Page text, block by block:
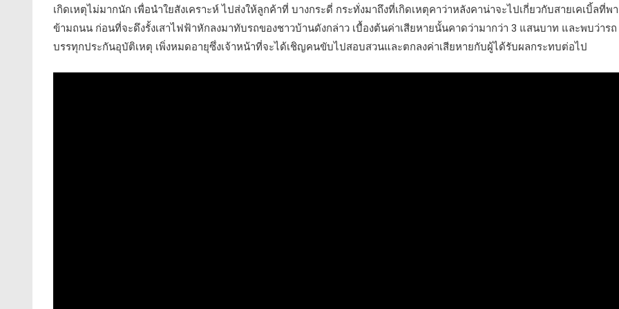
เกิดเหตุไม่มากนัก เพื่อนำใยสังเคราะห์ ไปส่งให้ลูกค้าที่ บางกระดี่ กระทั่งมาถึงที่เกิดเหตุคาว่าหลังคาน่าจะไปเกี่ยวกับสายเคเบิ้ลที่พ
ข้ามถนน ก่อนที่จะดึงรั้งเสาไฟฟ้าหักลงมาทับรถของชาวบ้านดังกล่าว เบื้องต้นค่าเสียหายนั้นคาดว่ามากว่า 3 แสนบาท และพบว่ารถ
บรรทุกประกันอุบัติเหตุ เพิ่งหมดอายุซึ่งเจ้าหน้าที่จะได้เชิญคนขับไปสอบสวนและตกลงค่าเสียหายกับผู้ได้รับผลกระทบต่อไป